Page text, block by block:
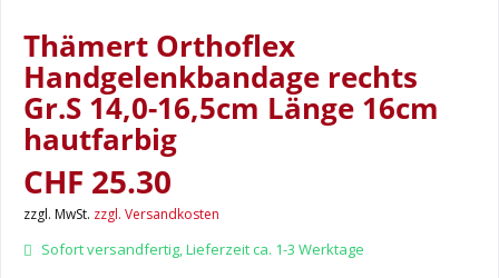
Thämert Orthoflex
Handgelenkbandage rechts
Gr.S 14,0-16,5cm Länge 16cm
hautfarbig
CHF 25.30
zzgl. MwSt. zzgl. Versandkosten
Sofort versandfertig, Lieferzeit ca. 1-3 Werktage